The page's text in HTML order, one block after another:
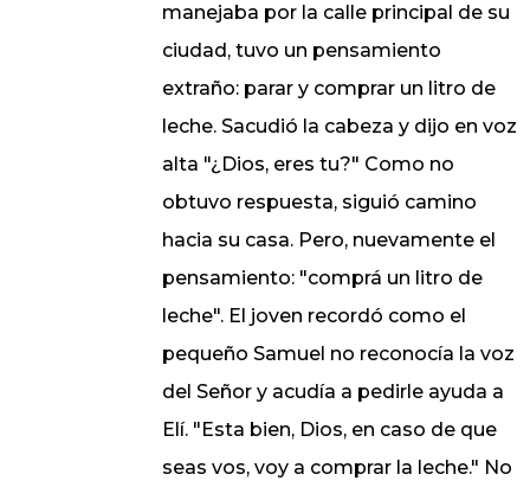
manejaba por la calle principal de su
ciudad, tuvo un pensamiento
extraño: parar y comprar un litro de
leche. Sacudió la cabeza y dijo en voz
alta "¿Dios, eres tu?" Como no
obtuvo respuesta, siguió camino
hacia su casa. Pero, nuevamente el
pensamiento: "comprá un litro de
leche". El joven recordó como el
pequeño Samuel no reconocía la voz
del Señor y acudía a pedirle ayuda a
Elí. "Esta bien, Dios, en caso de que
seas vos, voy a comprar la leche." No